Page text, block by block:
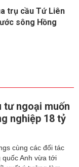
trụ cầu Tứ Liên
sông Hồng
tư ngoại muốn
nghiệp 18 tỷ
cùng các đối tác
Anh vừa tới